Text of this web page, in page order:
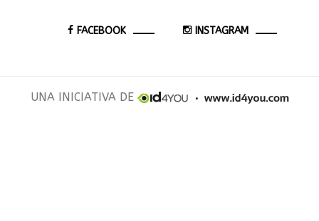
FACEBOOK INSTAGRAM
UNA INICIATIVA DE